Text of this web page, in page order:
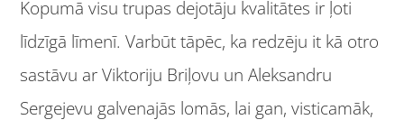
Kopumā visu trupas dejotāju kvalitātes ir ļoti
līdzīgā līmenī. Varbūt tāpēc, ka redzēju it kā otro
sastāvu ar Viktoriju Briļovu un Aleksandru
Sergejevu galvenajās lomās, lai gan, visticamāk,